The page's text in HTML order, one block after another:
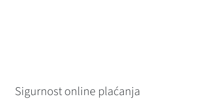
Sigurnost online plaćanja